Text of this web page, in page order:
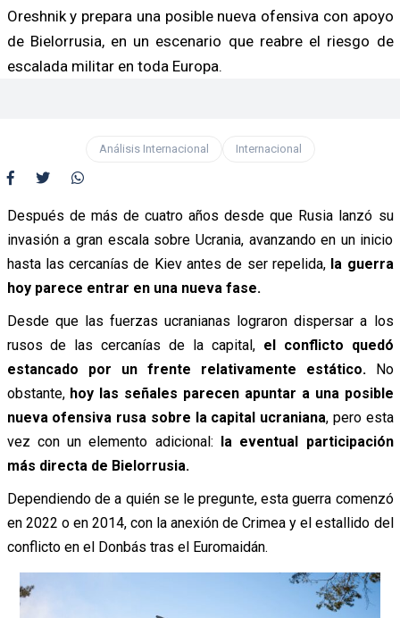
Oreshnik y prepara una posible nueva ofensiva con apoyo
de Bielorrusia, en un escenario que reabre el riesgo de
escalada militar en toda Europa.
Análisis Internacional Internacional
Después de más de cuatro años desde que Rusia lanzó su
invasión a gran escala sobre Ucrania, avanzando en un inicio
hasta las cercanías de Kiev antes de ser repelida, la guerra
hoy parece entrar en una nueva fase.
Desde que las fuerzas ucranianas lograron dispersar a los
rusos de las cercanías de la capital, el conflicto quedó
estancado por un frente relativamente estático. No
obstante, hoy las señales parecen apuntar a una posible
nueva ofensiva rusa sobre la capital ucraniana, pero esta
vez con un elemento adicional: la eventual participación
más directa de Bielorrusia.
Dependiendo de a quién se le pregunte, esta guerra comenzó
en 2022 o en 2014, con la anexión de Crimea y el estallido del
conflicto en el Donbás tras el Euromaidán.